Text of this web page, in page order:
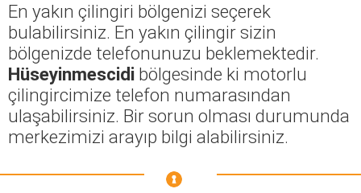
En yakın çilingiri bölgenizi seçerek
bulabilirsiniz. En yakın çilingir sizin
bölgenizde telefonunuzu beklemektedir.
Hüseyinmescidi bölgesinde ki motorlu
çilingircimize telefon numarasından
ulaşabilirsiniz. Bir sorun olması durumunda
merkezimizi arayıp bilgi alabilirsiniz.